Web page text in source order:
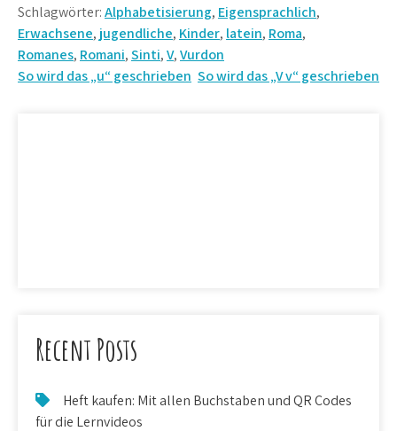
Schlagwörter:Alphabetisierung, Eigensprachlich,
Erwachsene, jugendliche, Kinder, latein, Roma,
Romanes, Romani,Sinti,V,Vurdon
Beitrags-
So wird das „u“ geschrieben So wird das „V v“ geschrieben
Recent Posts
Heft kaufen: Mit allen Buchstaben und QR Codes
für die Lernvideos